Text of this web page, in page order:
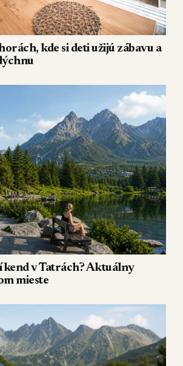
kde si deti užijú zábavu a
v Tatrách? Aktuálny
mieste